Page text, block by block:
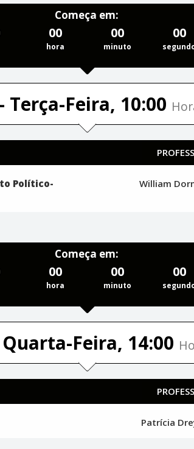
Começa em:
00
hora
00
minuto
00
Terça-Feira, 10:00
Político-
William
Começa em:
00
hora
00
minuto
00
Feira, 14:00
Patrícia